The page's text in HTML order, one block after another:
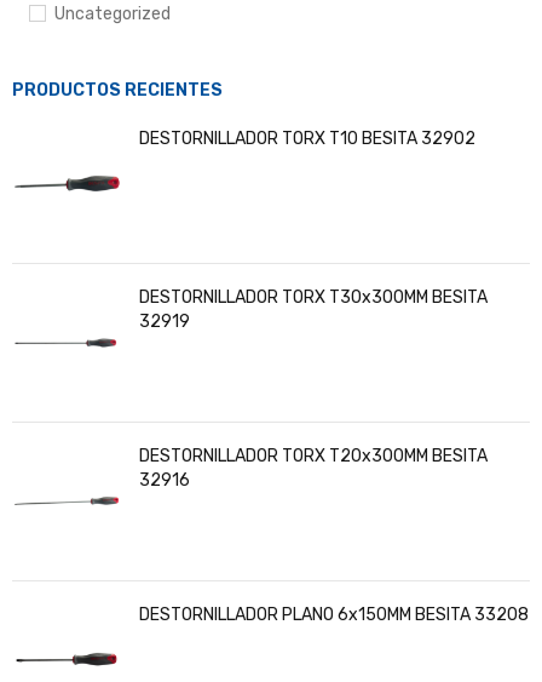
Uncategorized
PRODUCTOS RECIENTES
DESTORNILLADOR TORX T10 BESITA 32902
DESTORNILLADOR TORX T30x300MM BESITA
32919
DESTORNILLADOR TORX T20x300MM BESITA
32916
DESTORNILLADOR PLANO 6x150MM BESITA 33208